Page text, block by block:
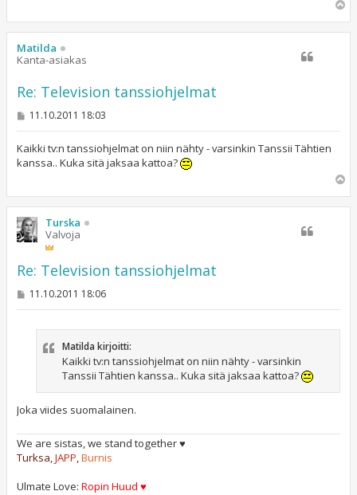
ö
Matilda
Kanta-asiakas
Re: Television tanssiohjelmat
V
s
t
i
11.10.2011 18:03
Kaikki tv:n tanssiohjelmat on niin nähty - varsinkin Tanssii Tähtien
kanssa.. Kuka sitä jaksaa kattoa?
ö
Turska
Valvoja
Re: Television tanssiohjelmat
V11.10.2011 18:06
Matilda kirjoitti:
Kaikki tv:n tanssiohjelmat on niin nähty - varsinkin
Tanssii Tähtien kanssa.. Kuka sitä jaksaa kattoa?
Joka viides suomalainen.
We are sistas, we stand together ♥
Turksa,JAPP,Burnis
Ulmate Love: Ropin Huud ♥